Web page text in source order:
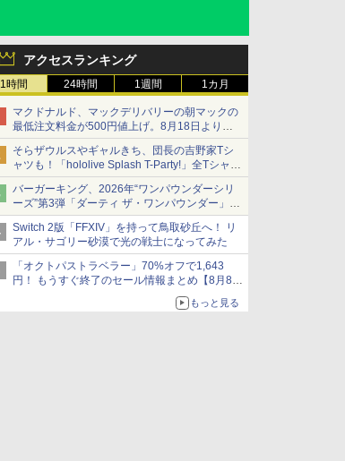
アクセスランキング
1時間 24時間 1週間 1カ月
マクドナルド、マックデリバリーの朝マックの
最低注文料金が500円値上げ。8月18日より
1,500円から受付
そらザウルスやギャルきち、団長の吉野家Tシ
ャツも！「hololive Splash T-Party!」全Tシャツ
ラインナップ公開＆オンライン販売開始
バーガーキング、2026年“ワンパウンダーシリ
ーズ”第3弾「ダーティ ザ・ワンパウンダー」を
8月7日発売
「特製ガーリックマヨソース」を使用した超大
型チーズバーガー
Switch 2版「FFXIV」を持って鳥取砂丘へ！ リ
アル・サゴリー砂漠で光の戦士になってみた
「オクトパストラベラー」70%オフで1,643
円！ もうすぐ終了のセール情報まとめ【8月8日
ニンテンドーeショップでは「大神 絶景版」が
もっと見る